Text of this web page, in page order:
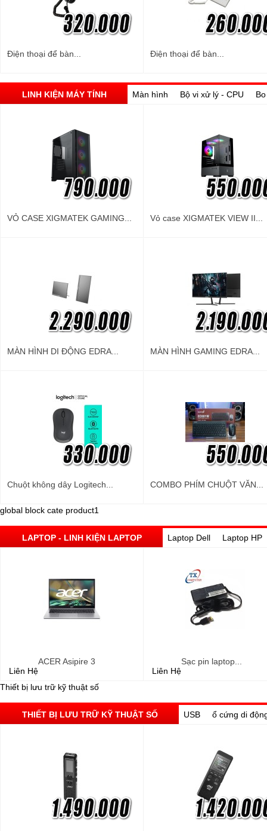
Điện thoại để bàn... Điện thoại để bàn...
LINH KIỆN MÁY TÍNH Màn hình Bộ vi xử lý - CPU
VỎ CASE XIGMATEK GAMING... Vỏ case XIGMATEK VIEW II...
MÀN HÌNH DI ĐỘNG EDRA... MÀN HÌNH GAMING EDRA...
Chuột không dây Logitech... COMBO PHÍM CHUỘT VĂN...
global block cate product1
LAPTOP - LINH KIỆN LAPTOP Laptop Dell Laptop HP
Liên Hệ
ACER Asipire 3
Liên Hệ
Sạc pin laptop...
Thiết bị lưu trữ kỹ thuật số
THIẾT BỊ LƯU TRỮ KỸ THUẬT SỐ USB ổ cứng di